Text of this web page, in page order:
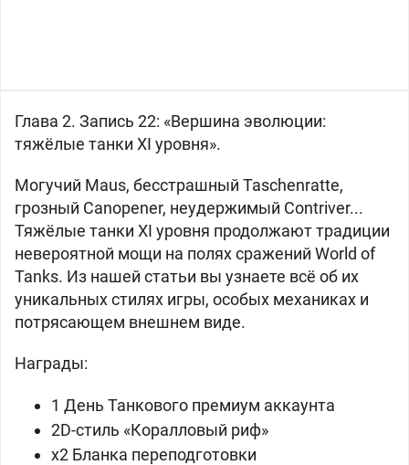
Глава 2. Запись 22: «Вершина эволюции:
тяжёлые танки XI уровня».
Могучий Maus, бесстрашный Taschenratte,
грозный Canopener, неудержимый Contriver...
Тяжёлые танки XI уровня продолжают традиции
невероятной мощи на полях сражений World of
Tanks. Из нашей статьи вы узнаете всё об их
уникальных стилях игры, особых механиках и
потрясающем внешнем виде.
Награды:
1 День Танкового премиум аккаунта
2D-стиль «Коралловый риф»
x2 Бланка переподготовки